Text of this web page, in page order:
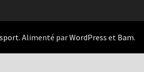
. Alimenté parWordPress et Bam.